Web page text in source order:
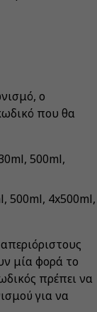
ο
που θα
500ml,
500ml, 4x500ml,
μία φορά το
πρέπει να
για να